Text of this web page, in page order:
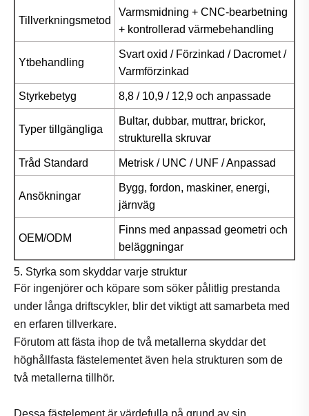
Tillverkningsmetod
Varmsmidning + CNC-bearbetning
+ kontrollerad värmebehandling
Ytbehandling
Svart oxid / Förzinkad / Dacromet /
Varmförzinkad
Styrkebetyg 8,8 / 10,9 / 12,9 och anpassade
Typer tillgängliga
Bultar, dubbar, muttrar, brickor,
strukturella skruvar
Tråd Standard Metrisk / UNC / UNF / Anpassad
Ansökningar
Bygg, fordon, maskiner, energi,
järnväg
OEM/ODM
Finns med anpassad geometri och
beläggningar
5. Styrka som skyddar varje struktur
För ingenjörer och köpare som söker pålitlig prestanda
under långa driftscykler, blir det viktigt att samarbeta med
en erfaren tillverkare.
Förutom att fästa ihop de två metallerna skyddar det
höghållfasta fästelementet även hela strukturen som de
två metallerna tillhör.